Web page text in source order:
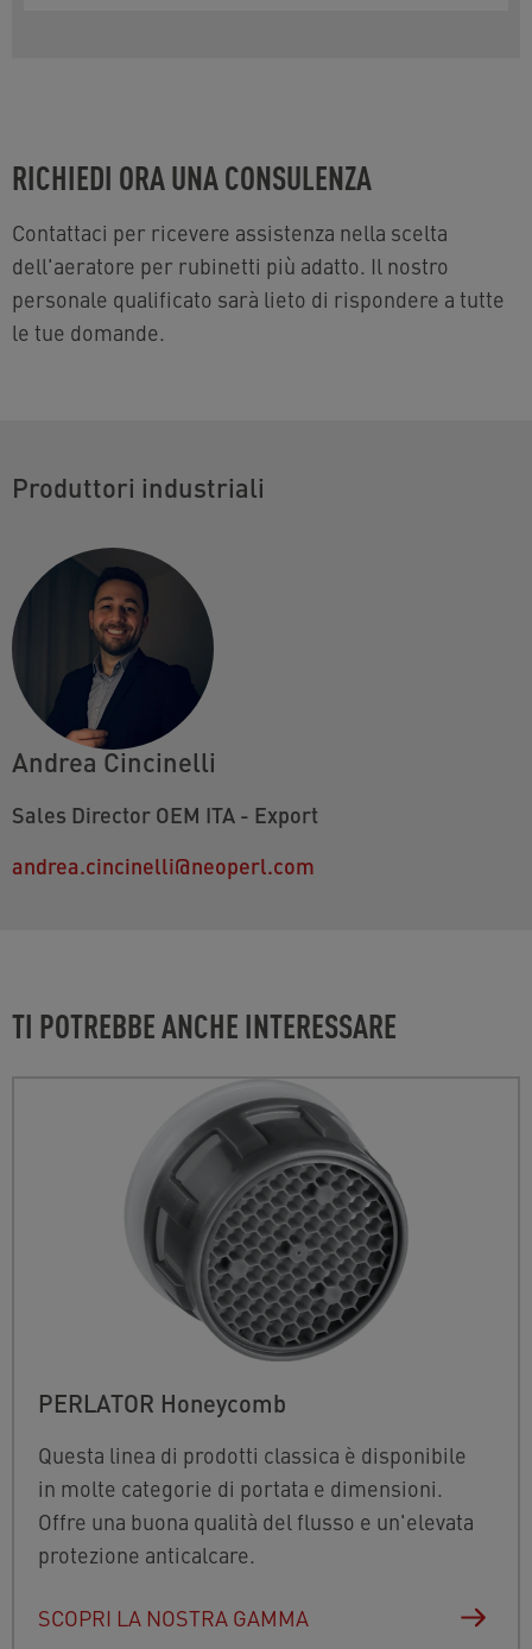
RICHIEDI ORA UNA CONSULENZA
Contattaci per ricevere assistenza nella scelta
dell'aeratore per rubinetti più adatto. Il nostro
personale qualificato sarà lieto di rispondere a tutte
le tue domande.
Produttori industriali
Andrea Cincinelli
Sales Director OEM ITA - Export
andrea.cincinelli@neoperl.com
TI POTREBBE ANCHE INTERESSARE
PERLATOR Honeycomb
Questa linea di prodotti classica è disponibile
in molte categorie di portata e dimensioni.
Offre una buona qualità del flusso e un'elevata
protezione anticalcare.
SCOPRI LA NOSTRA GAMMA